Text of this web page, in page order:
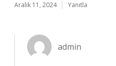
Aralık 11, 2024 Yanıtla
admin